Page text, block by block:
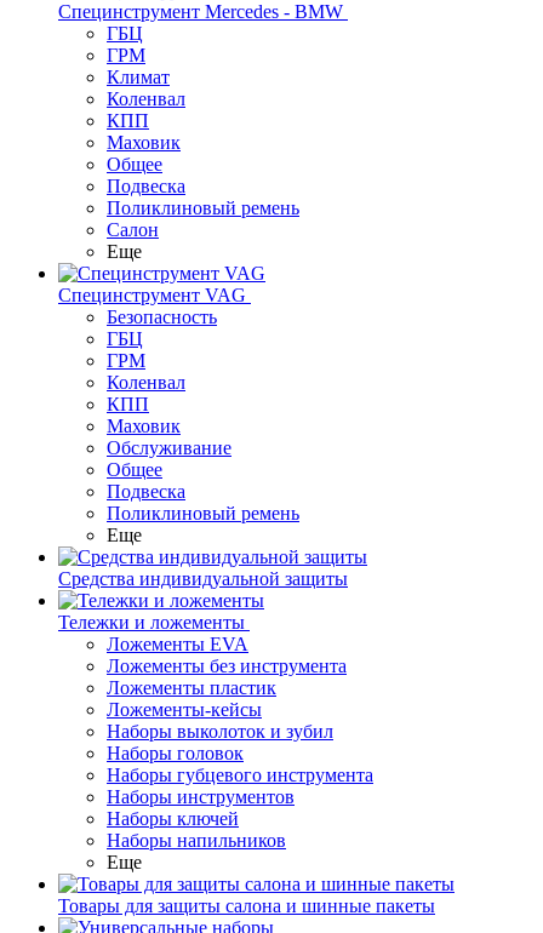
Специнструмент Mercedes - BMW
ГБЦ
ГРМ
Климат
Коленвал
КПП
Маховик
Общее
Подвеска
Поликлиновый ремень
Салон
Еще
Специнструмент VAG
Безопасность
ГБЦ
ГРМ
Коленвал
КПП
Маховик
Обслуживание
Общее
Подвеска
Поликлиновый ремень
Еще
Средства индивидуальной защиты
Тележки и ложементы
Ложементы EVA
Ложементы без инструмента
Ложементы пластик
Ложементы-кейсы
Наборы выколоток и зубил
Наборы головок
Наборы губцевого инструмента
Наборы инструментов
Наборы ключей
Наборы напильников
Еще
Товары для защиты салона и шинные пакеты